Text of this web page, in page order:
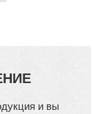
и вы